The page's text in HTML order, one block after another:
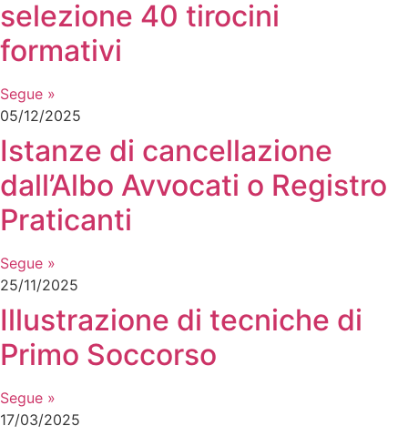
selezione 40 tirocini
formativi
Segue »
05/12/2025
Istanze di cancellazione
dall’Albo Avvocati o Registro
Praticanti
Segue »
25/11/2025
Illustrazione di tecniche di
Primo Soccorso
Segue »
17/03/2025